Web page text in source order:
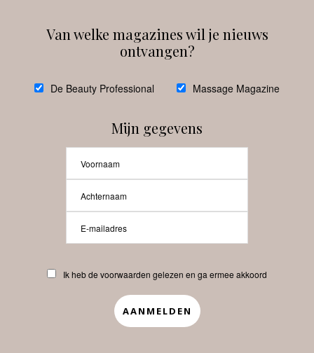
debeautyprofessional
Beauty-Pro.nl
Abonneren Contact
APP
Van welke magazines wil je nieuws
ontvangen?
De Beauty Professional Massage Magazine
Mijn gegevens
Ik heb de voorwaarden gelezen en ga ermee akkoord